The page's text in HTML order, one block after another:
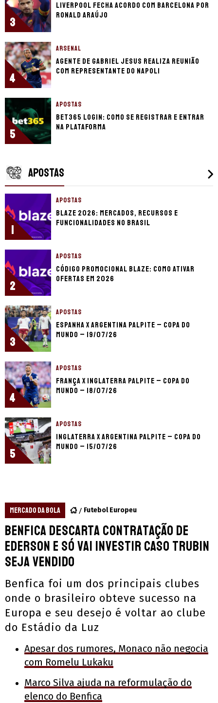
3
Liverpool fecha acordo com Barcelona por
Ronald Araújo
4
ARSENAL
Agente de Gabriel Jesus realiza reunião
com representante do Napoli
5
APOSTAS
bet365 login: como se registrar e entrar
na plataforma
APOSTAS
1
APOSTAS
Blaze 2026: mercados, recursos e
funcionalidades no Brasil
2
APOSTAS
Código promocional Blaze: como ativar
ofertas em 2026
3
APOSTAS
Espanha x Argentina palpite – Copa do
Mundo – 19/07/26
4
APOSTAS
França x Inglaterra palpite – Copa do
Mundo – 18/07/26
5
APOSTAS
Inglaterra x Argentina palpite – Copa do
Mundo – 15/07/26
MERCADO DA BOLA Futebol Europeu
Benfica descarta contratação de
Ederson e só vai investir caso Trubin
seja vendido
Benfica foi um dos principais clubes
onde o brasileiro obteve sucesso na
Europa e seu desejo é voltar ao clube
do Estádio da Luz
Apesar dos rumores, Monaco não negocia
com Romelu Lukaku
Marco Silva ajuda na reformulação do
elenco do Benfica